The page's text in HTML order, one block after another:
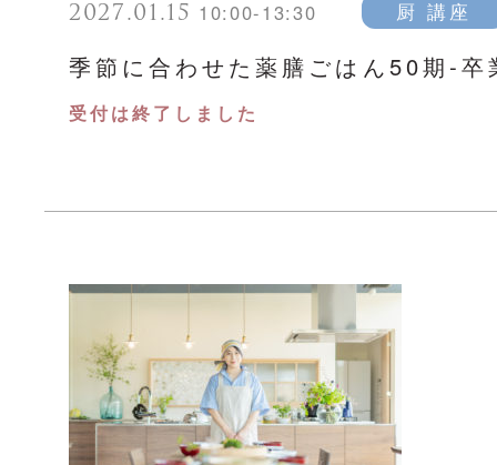
2027.01.15 10:00-13:30 厨 講座
季節に合わせた薬膳ごはん50期-卒
受付は終了しました